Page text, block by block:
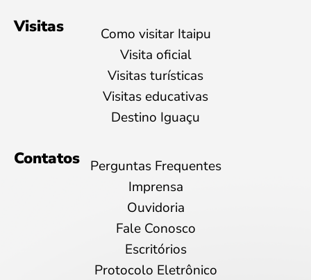
Visitas
Como visitar Itaipu
Visita oficial
Visitas turísticas
Visitas educativas
Destino Iguaçu
Contatos
Perguntas Frequentes
Imprensa
Ouvidoria
Fale Conosco
Escritórios
Protocolo Eletrônico